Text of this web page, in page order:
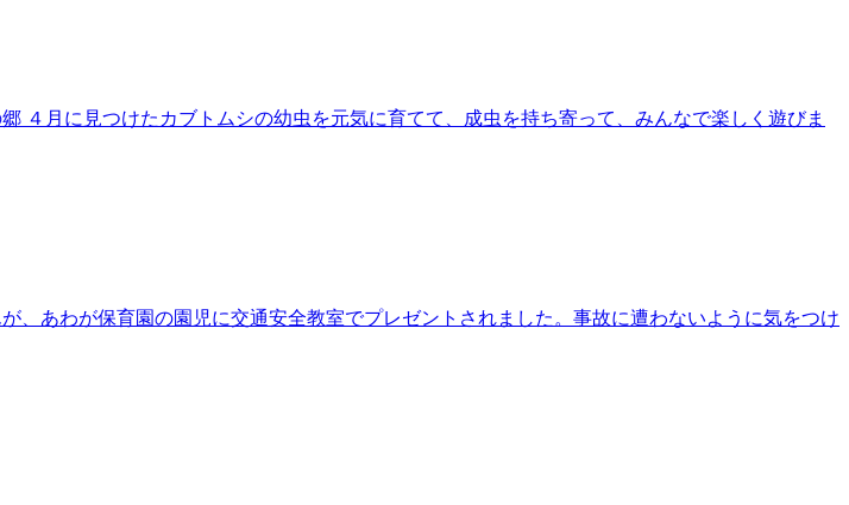
月に見つけたカブトムシの幼虫を元気に育てて、成虫を持ち寄って、みんなで楽しく遊びま
あわが保育園の園児に交通安全教室でプレゼントされました。事故に遭わないように気をつけ